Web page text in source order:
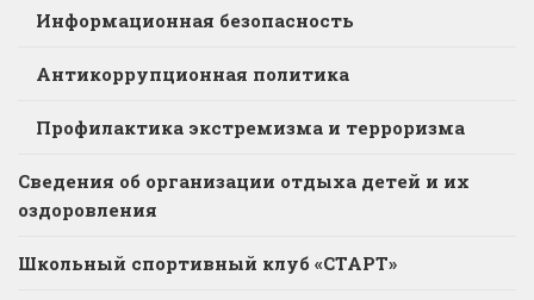
Информационная безопасность
Антикоррупционная политика
Профилактика экстремизма и терроризма
Сведения об организации отдыха детей и их
оздоровления
Школьный спортивный клуб «СТАРТ»